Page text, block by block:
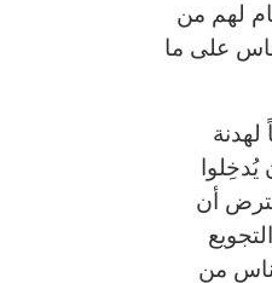
لهم من
على ما
أن
من